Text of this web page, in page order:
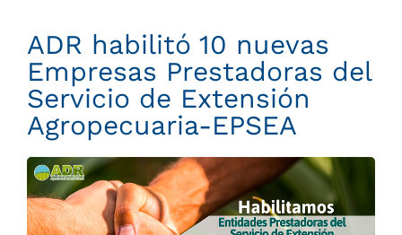
ADR habilitó 10 nuevas
Empresas Prestadoras del
Servicio de Extensión
Agropecuaria-EPSEA